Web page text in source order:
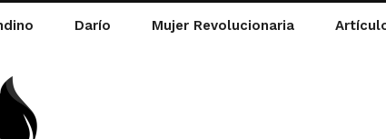
Darío Mujer Revolucionaria